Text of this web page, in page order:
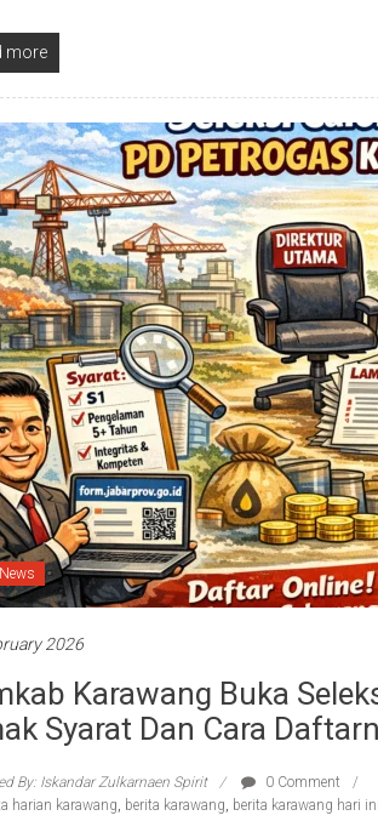
more
2026
Karawang Buka
Syarat Dan Cara
By: Iskandar Zulkarnaen Spirit
0 Comment
harian karawang, berita karawang, berita karawang hari ini